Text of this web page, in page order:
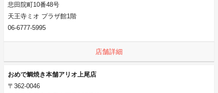
悲田院町10番48号
天王寺ミオ プラザ館1階
06-6777-5995
店舗詳細
おめで鯛焼き本舗アリオ上尾店
〒362-0046